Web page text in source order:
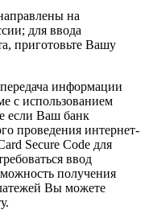
на
для ввода
приготовьте Вашу
информации
с использованием
если Ваш банк
проведения интернет-
Secure Code для
ввод
получения
Вы можете